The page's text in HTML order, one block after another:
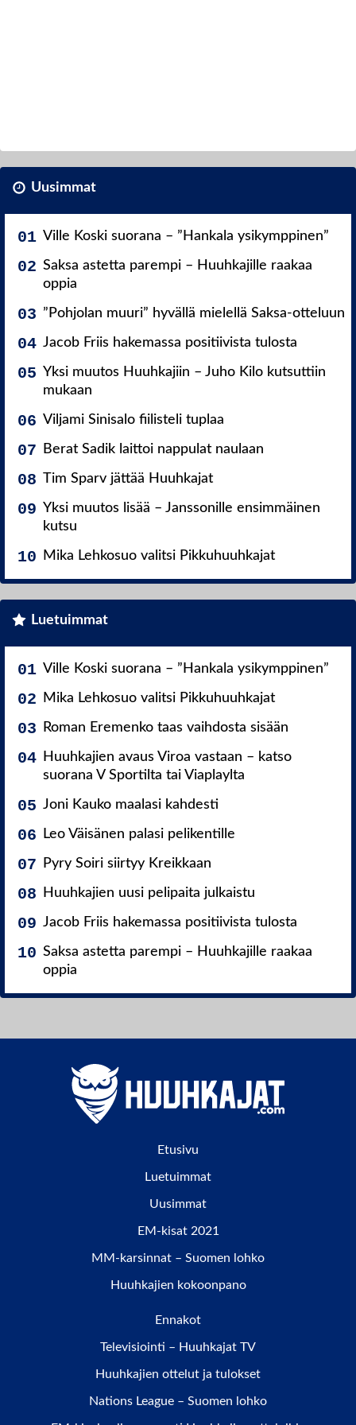
Uusimmat
Ville Koski suorana – ”Hankala ysikymppinen”
Saksa astetta parempi – Huuhkajille raakaa
oppia
”Pohjolan muuri” hyvällä mielellä Saksa-otteluun
Jacob Friis hakemassa positiivista tulosta
Yksi muutos Huuhkajiin – Juho Kilo kutsuttiin
mukaan
Viljami Sinisalo fiilisteli tuplaa
Berat Sadik laittoi nappulat naulaan
Tim Sparv jättää Huuhkajat
Yksi muutos lisää – Janssonille ensimmäinen
kutsu
Mika Lehkosuo valitsi Pikkuhuuhkajat
Luetuimmat
Ville Koski suorana – ”Hankala ysikymppinen”
Mika Lehkosuo valitsi Pikkuhuuhkajat
Roman Eremenko taas vaihdosta sisään
Huuhkajien avaus Viroa vastaan – katso
suorana V Sportilta tai Viaplaylta
Joni Kauko maalasi kahdesti
Leo Väisänen palasi pelikentille
Pyry Soiri siirtyy Kreikkaan
Huuhkajien uusi pelipaita julkaistu
Jacob Friis hakemassa positiivista tulosta
Saksa astetta parempi – Huuhkajille raakaa
oppia
Etusivu
Luetuimmat
Uusimmat
EM-kisat 2021
MM-karsinnat – Suomen lohko
Huuhkajien kokoonpano
Ennakot
Televisiointi – Huuhkajat TV
Huuhkajien ottelut ja tulokset
Nations League – Suomen lohko